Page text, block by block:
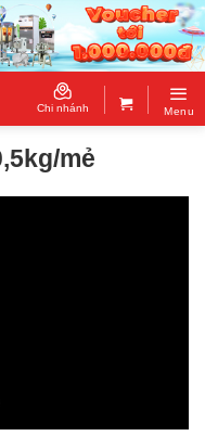
Chi nhánh Menu
mẻ